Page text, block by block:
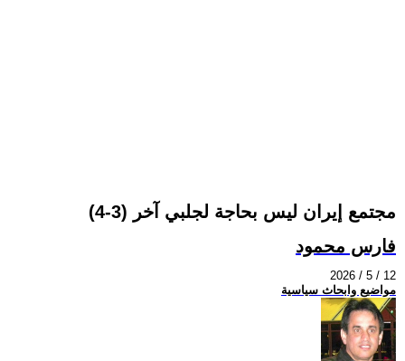
مجتمع إيران ليس بحاجة لجلبي آخر (3-4)
فارس محمود
2026 / 5 / 12
مواضيع وابحاث سياسية